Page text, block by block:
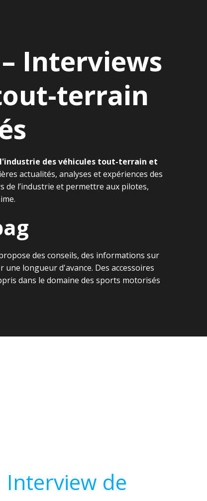
Interviews
terrain
des véhicules tout-terrain et
actualités, analyses et expériences des
de l’industrie et permettre aux pilotes,
des conseils, des informations sur
longueur d'avance. Des accessoires
dans le domaine des sports motorisés
Interview de